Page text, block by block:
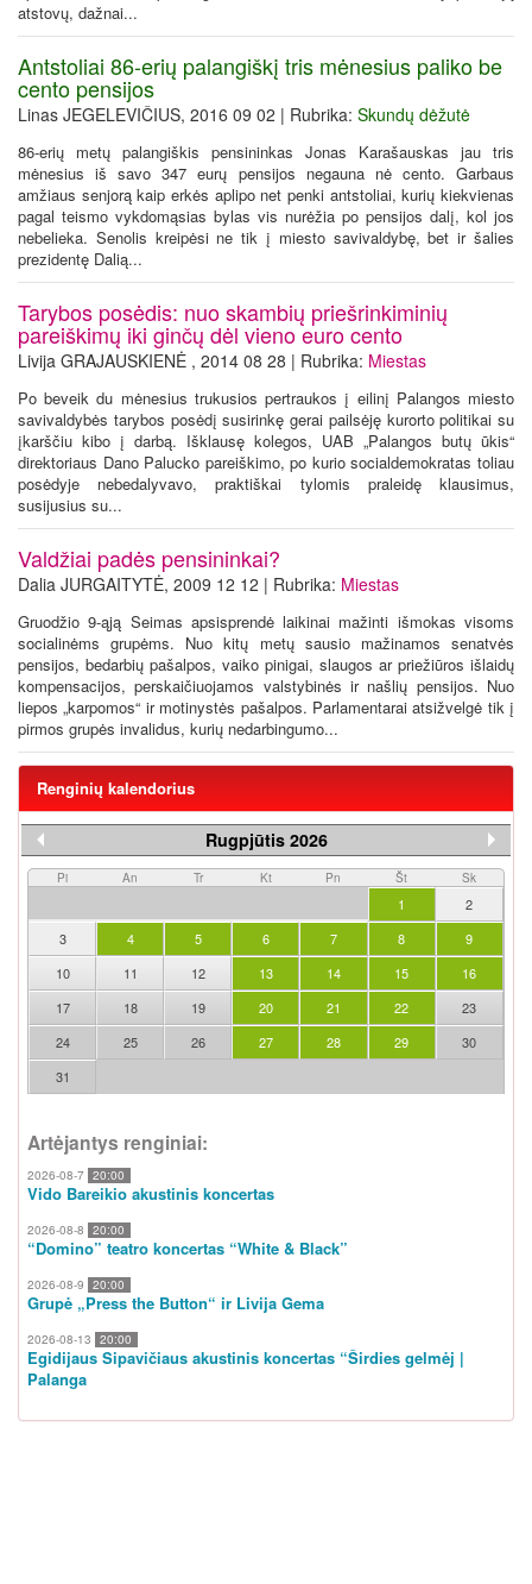
atstovų, dažnai...
Antstoliai 86-erių palangiškį tris mėnesius paliko be
cento pensijos
Linas JEGELEVIČIUS, 2016 09 02 | Rubrika: Skundų dėžutė
86-erių metų palangiškis pensininkas Jonas Karašauskas jau tris
mėnesius iš savo 347 eurų pensijos negauna nė cento. Garbaus
amžiaus senjorą kaip erkės aplipo net penki antstoliai, kurių kiekvienas
pagal teismo vykdomąsias bylas vis nurėžia po pensijos dalį, kol jos
nebelieka. Senolis kreipėsi ne tik į miesto savivaldybę, bet ir šalies
prezidentę Dalią...
Tarybos posėdis: nuo skambių priešrinkiminių
pareiškimų iki ginčų dėl vieno euro cento
Livija GRAJAUSKIENĖ , 2014 08 28 | Rubrika: Miestas
Po beveik du mėnesius trukusios pertraukos į eilinį Palangos miesto
savivaldybės tarybos posėdį susirinkę gerai pailsėję kurorto politikai su
įkarščiu kibo į darbą. Išklausę kolegos, UAB „Palangos butų ūkis“
direktoriaus Dano Palucko pareiškimo, po kurio socialdemokratas toliau
posėdyje nebedalyvavo, praktiškai tylomis praleidę klausimus,
susijusius su...
Valdžiai padės pensininkai?
Dalia JURGAITYTĖ, 2009 12 12 | Rubrika: Miestas
Gruodžio 9-ąją Seimas apsisprendė laikinai mažinti išmokas visoms
socialinėms grupėms. Nuo kitų metų sausio mažinamos senatvės
pensijos, bedarbių pašalpos, vaiko pinigai, slaugos ar priežiūros išlaidų
kompensacijos, perskaičiuojamos valstybinės ir našlių pensijos. Nuo
liepos „karpomos“ ir motinystės pašalpos. Parlamentarai atsižvelgė tik į
pirmos grupės invalidus, kurių nedarbingumo...
Renginių kalendorius
Rugpjūtis 2026
Pi An Tr Kt Pn Št Sk
1
2
3
4 5 6 7 8
9
10
11 12 13 14 15
16
17
18 19 20 21 22
23
24
25 26 27 28 29
30
31
Artėjantys renginiai:
2026-08-7 20:00
Vido Bareikio akustinis koncertas
2026-08-8 20:00
“Domino” teatro koncertas “White & Black”
2026-08-9 20:00
Grupė „Press the Button“ ir Livija Gema
2026-08-13 20:00
Egidijaus Sipavičiaus akustinis koncertas “Širdies gelmėj |
Palanga